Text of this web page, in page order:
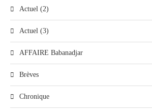
Actuel (2)
Actuel (3)
AFFAIRE Babanadjar
Brèves
Chronique